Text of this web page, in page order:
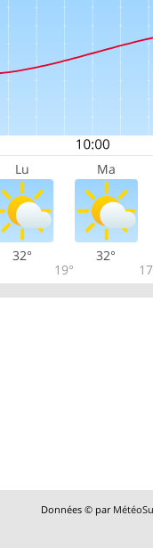
Lu Ma
32°
19°
32°
Données © par